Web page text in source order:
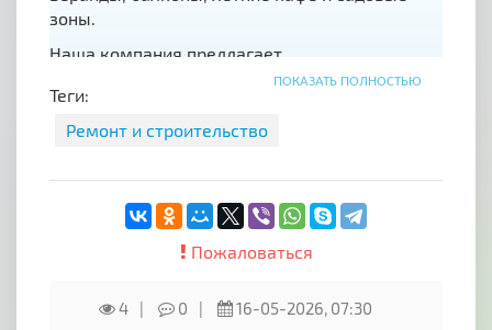
зоны.
Наша компания предлагает
профессиональное изготовление и установку
маркиз и пергол
конструкций, которые превратят ваше
Наши решения — это не просто защита от
солнца и дождя. Это:
вашего дома или заведения.
ПОКАЗАТЬ ПОЛНОСТЬЮ
Теги:
Ремонт и строительство
Пожаловаться
4 0
16-05-2026, 07:30